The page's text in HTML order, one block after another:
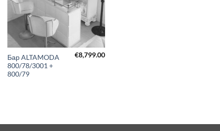
Бар ALTAMODA
800/78/3001 +
800/79
€8,799.00